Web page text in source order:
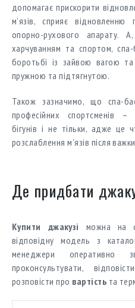
допомагає прискорити
м’язів, сприяє відновленню
опорно-рухового апарату.
харчуванням та спортом,
боротьбі із зайвою вагою
пружною та підтягнутою.
Також зазначимо, що спа-
професійних спортсменів –
бігунів і не тільки, адже це
розслаблення м’язів після
Де придбати
Купити джакузі можна на
відповідну модель з
менеджери оперативно
проконсультувати,
розповісти про вартість та